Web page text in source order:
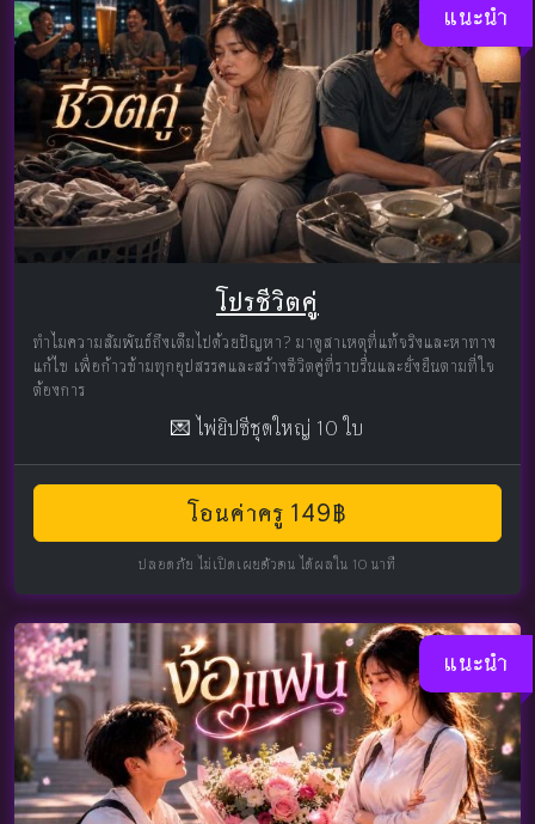
แนะนำ
โปรชีวิตคู่
ทำไมความสัมพันธ์ถึงเต็มไปด้วยปัญหา? มาดูสาเหตุที่แท้จริงและหาทาง
แก้ไข เพื่อก้าวข้ามทุกอุปสรรคและสร้างชีวิตคู่ที่ราบรื่นและยั่งยืนตามที่ใจ
ต้องการ
💌 ไพ่ยิปซีชุดใหญ่ 10 ใบ
โอนค่าครู 149฿
ปลอดภัย ไม่เปิดเผยตัวตน ได้ผลใน 10 นาที
แนะนำ